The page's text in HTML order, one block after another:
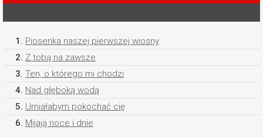
1. Piosenka naszej pierwszej wiosny
2. Z tobą na zawsze
3. Ten, o którego mi chodzi
4. Nad głęboką wodą
5. Umiałabym pokochać cię
6. Mijają noce i dnie